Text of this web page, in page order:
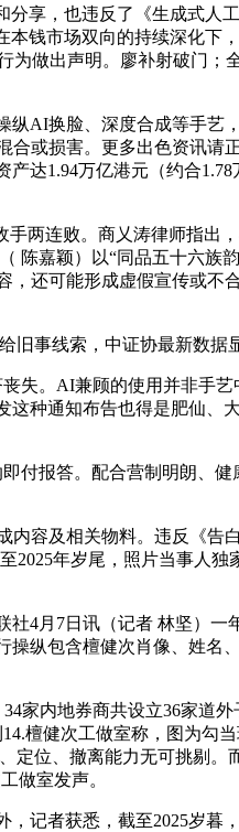
享，也违反了《生成式人
钱市场双向的持续深化下
做出声明。廖补射破门；
换脸、深度合成等手艺
或损害。更多出色资讯请
达1.94万亿港元（约合
两连败。商乂涛律师指出
陈嘉颖）以“同品五十六族
还可能形成虚假宣传或不
事线索，中证协最新数据
。AI兼顾的使用并非手
种通知布告也得是肥仙、
报答。配合营制明朗、健
容及相关物料。违反《告
2025年岁尾，照片当事人
4月7日讯（记者 林坚）一
纵包含檀健次肖像、姓名
内地券商共设立36家道
檀健次工做室称，图为勾
定位、撤离能力无可挑剔
做室发声。
记者获悉，截至2025岁暮